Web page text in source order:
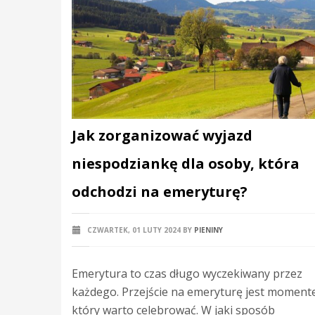
Jak zorganizować wyjazd
niespodziankę dla osoby, która
odchodzi na emeryturę?
CZWARTEK, 01 LUTY 2024 BY PIENINY
Emerytura to czas długo wyczekiwany przez
każdego. Przejście na emeryturę jest
który warto celebrować. W jaki sposób